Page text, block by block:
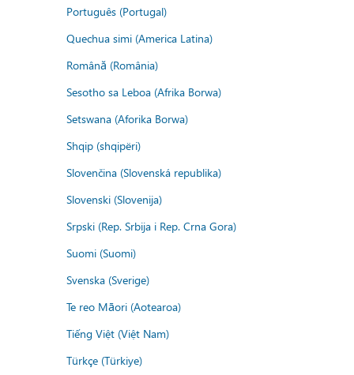
Português (Portugal)
Quechua simi (America Latina)
Română (România)
Sesotho sa Leboa (Afrika Borwa)
Setswana (Aforika Borwa)
Shqip (shqipëri)
Slovenčina (Slovenská republika)
Slovenski (Slovenija)
Srpski (Rep. Srbija i Rep. Crna Gora)
Suomi (Suomi)
Svenska (Sverige)
Te reo Māori (Aotearoa)
Tiếng Việt (Việt Nam)
Türkçe (Türkiye)